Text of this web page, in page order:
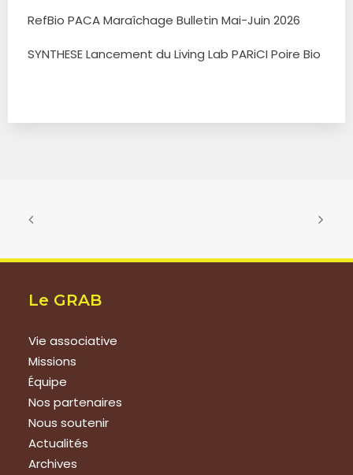
RefBio PACA Maraîchage Bulletin Mai-Juin 2026
SYNTHESE Lancement du Living Lab PARiCI Poire Bio
Le GRAB
Vie associative
Missions
Équipe
Nos partenaires
Nous soutenir
Actualités
Archives